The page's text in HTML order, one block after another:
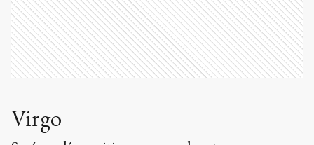
Virgo